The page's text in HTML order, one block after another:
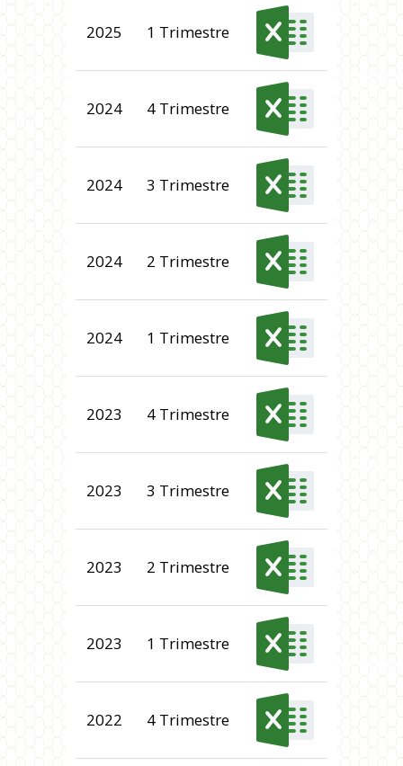
2025 1 Trimestre
2024 4 Trimestre
2024 3 Trimestre
2024 2 Trimestre
2024 1 Trimestre
2023 4 Trimestre
2023 3 Trimestre
2023 2 Trimestre
2023 1 Trimestre
2022 4 Trimestre